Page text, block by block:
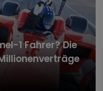
1 Fahrer? Die